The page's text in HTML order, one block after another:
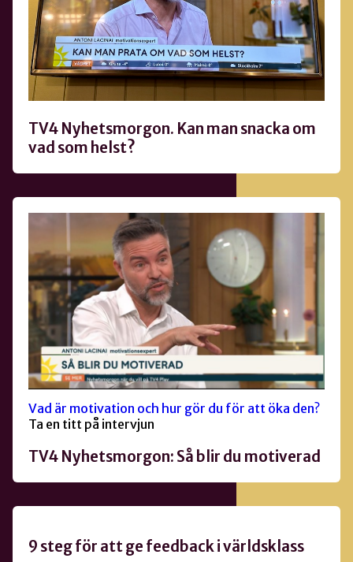
TV4 Nyhetsmorgon. Kan man snacka om
vad som helst?
Vad är motivation och hur gör du för att öka den?
Ta en titt på intervjun
TV4 Nyhetsmorgon: Så blir du motiverad
9 steg för att ge feedback i världsklass